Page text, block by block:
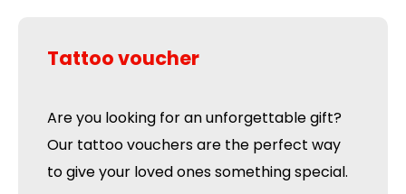
Tattoo voucher
Are you looking for an unforgettable gift?
Our tattoo vouchers are the perfect way
to give your loved ones something special.